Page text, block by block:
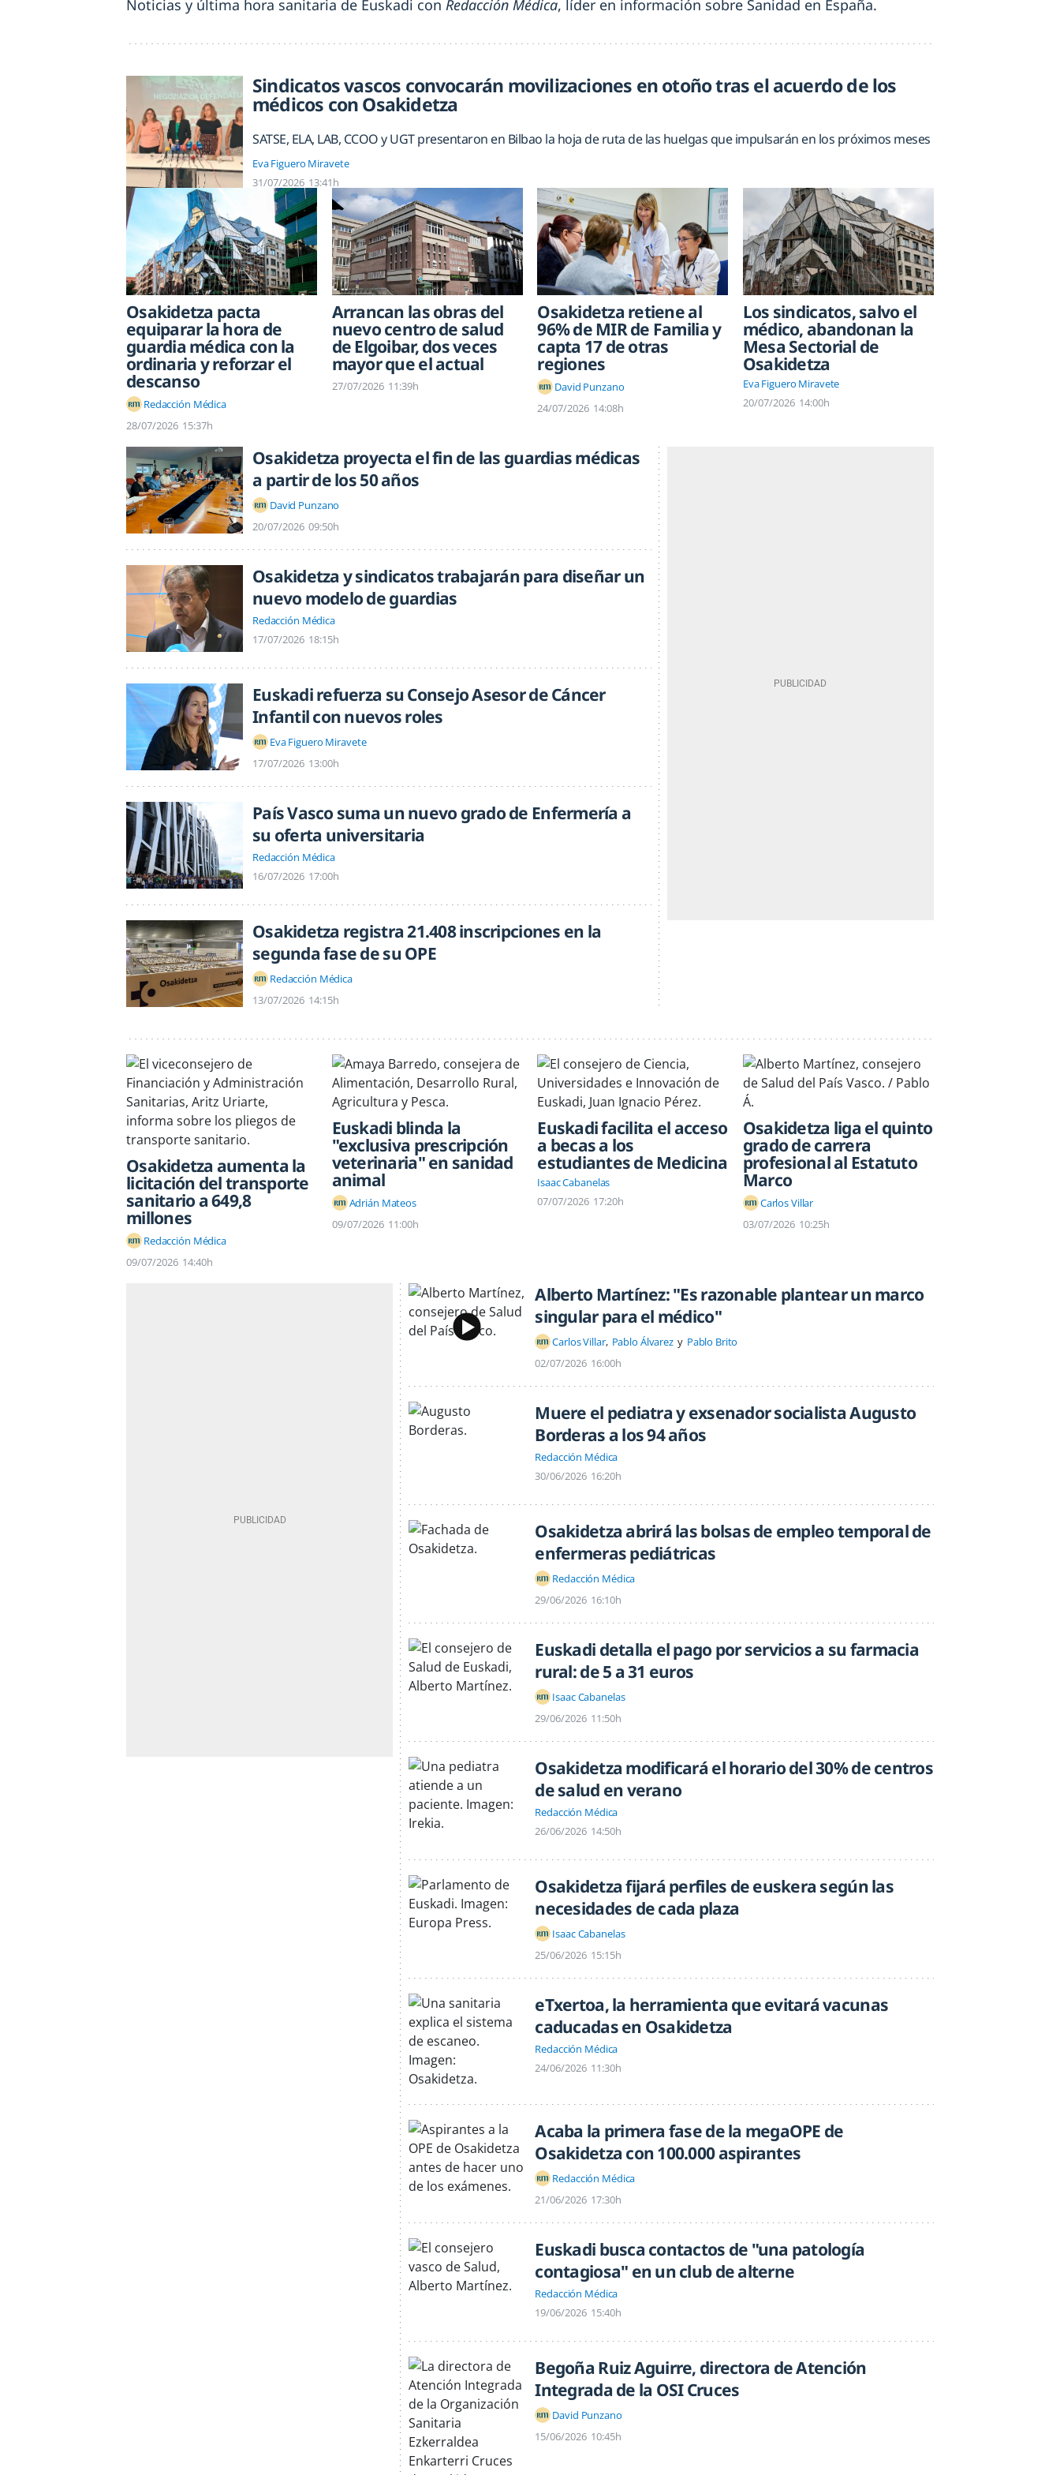
Noticias y última hora sanitaria de Euskadi con Redacción Médica, líder en información sobre Sanidad en España.
Sindicatos vascos convocarán movilizaciones en otoño tras el acuerdo de los
médicos con Osakidetza
SATSE, ELA, LAB, CCOO y UGT presentaron en Bilbao la hoja de ruta de las huelgas que impulsarán en los próximos meses
Eva Figuero Miravete
31/07/2026 13:41h
Osakidetza pacta
equiparar la hora de
guardia médica con la
ordinaria y reforzar el
descanso
Redacción Médica
28/07/2026 15:37h
Arrancan las obras del
nuevo centro de salud
de Elgoibar, dos veces
mayor que el actual
27/07/2026 11:39h
Osakidetza retiene al
96% de MIR de Familia y
capta 17 de otras
regiones
David Punzano
24/07/2026 14:08h
Los sindicatos, salvo el
médico, abandonan la
Mesa Sectorial de
Osakidetza
Eva Figuero Miravete
20/07/2026 14:00h
Osakidetza proyecta el fin de las guardias médicas
a partir de los 50 años
David Punzano
20/07/2026 09:50h
Osakidetza y sindicatos trabajarán para diseñar un
nuevo modelo de guardias
Redacción Médica
17/07/2026 18:15h
Euskadi refuerza su Consejo Asesor de Cáncer
Infantil con nuevos roles
Eva Figuero Miravete
17/07/2026 13:00h
País Vasco suma un nuevo grado de Enfermería a
su oferta universitaria
Redacción Médica
16/07/2026 17:00h
Osakidetza registra 21.408 inscripciones en la
segunda fase de su OPE
Redacción Médica
13/07/2026 14:15h
Osakidetza aumenta la
licitación del transporte
sanitario a 649,8
millones
Redacción Médica
09/07/2026 14:40h
Euskadi blinda la
"exclusiva prescripción
veterinaria" en sanidad
animal
Adrián Mateos
09/07/2026 11:00h
Euskadi facilita el acceso
a becas a los
estudiantes de Medicina
Isaac Cabanelas
07/07/2026 17:20h
Osakidetza liga el quinto
grado de carrera
profesional al Estatuto
Marco
Carlos Villar
03/07/2026 10:25h
Alberto Martínez: "Es razonable plantear un marco
singular para el médico"
Carlos Villar Pablo Álvarez
Pablo Brito
02/07/2026 16:00h
Muere el pediatra y exsenador socialista Augusto
Borderas a los 94 años
Redacción Médica
30/06/2026 16:20h
Osakidetza abrirá las bolsas de empleo temporal de
enfermeras pediátricas
Redacción Médica
29/06/2026 16:10h
Euskadi detalla el pago por servicios a su farmacia
rural: de 5 a 31 euros
Isaac Cabanelas
29/06/2026 11:50h
Osakidetza modificará el horario del 30% de centros
de salud en verano
Redacción Médica
26/06/2026 14:50h
Osakidetza fijará perfiles de euskera según las
necesidades de cada plaza
Isaac Cabanelas
25/06/2026 15:15h
eTxertoa, la herramienta que evitará vacunas
caducadas en Osakidetza
Redacción Médica
24/06/2026 11:30h
Acaba la primera fase de la megaOPE de
Osakidetza con 100.000 aspirantes
Redacción Médica
21/06/2026 17:30h
Euskadi busca contactos de "una patología
contagiosa" en un club de alterne
Redacción Médica
19/06/2026 15:40h
Begoña Ruiz Aguirre, directora de Atención
Integrada de la OSI Cruces
David Punzano
15/06/2026 10:45h